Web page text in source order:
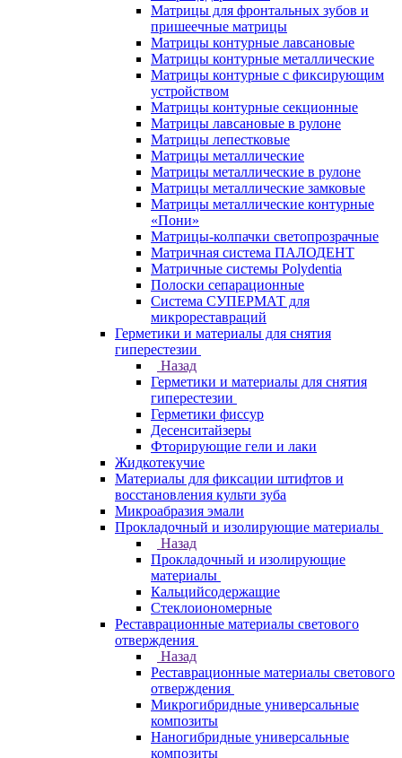
Матрицы для фронтальных зубов и
пришеечные матрицы
Матрицы контурные лавсановые
Матрицы контурные металлические
Матрицы контурные с фиксирующим
устройством
Матрицы контурные секционные
Матрицы лавсановые в рулоне
Матрицы лепестковые
Матрицы металлические
Матрицы металлические в рулоне
Матрицы металлические замковые
Матрицы металлические контурные
«Пони»
Матрицы-колпачки светопрозрачные
Матричная система ПАЛОДЕНТ
Матричные системы Polydentia
Полоски сепарационные
Система СУПЕРМАТ для
микрореставраций
Герметики и материалы для снятия
гиперестезии
Назад
Герметики и материалы для снятия
гиперестезии
Герметики фиссур
Десенситайзеры
Фторирующие гели и лаки
Жидкотекучие
Материалы для фиксации штифтов и
восстановления культи зуба
Микроабразия эмали
Прокладочный и изолирующие материалы
Назад
Прокладочный и изолирующие
материалы
Кальцийсодержащие
Стеклоиономерные
Реставрационные материалы светового
отверждения
Назад
Реставрационные материалы светового
отверждения
Микрогибридные универсальные
композиты
Наногибридные универсальные
композиты